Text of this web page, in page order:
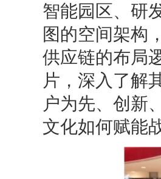
智能园区、研
图的空间架构
供应链的布局
片，深入了解
户为先、创新
文化如何赋能